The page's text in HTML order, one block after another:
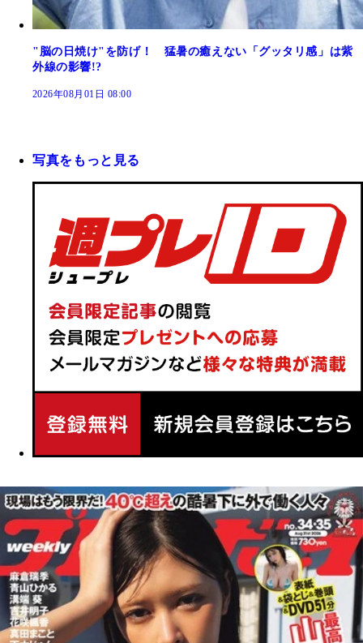
"脳の日焼け"を防げ！ 猛暑の癒えない「グッタリ感」は紫
外線の影響!?
2026年08月01日 08:00
写真をもっと見る